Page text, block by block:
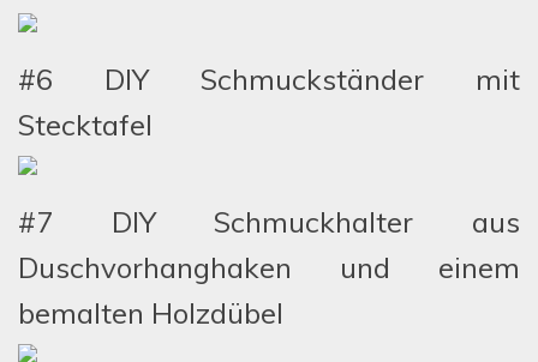
#6 DIY Schmuckständer mit
Stecktafel
#7 DIY Schmuckhalter aus
Duschvorhanghaken und einem
bemalten Holzdübel